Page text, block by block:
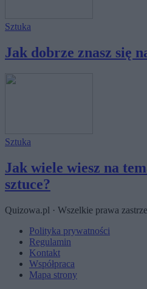
Sztuka
Jak dobrze znasz się
Sztuka
Jak wiele wiesz na
sztuce?
Quizowa.pl · Wszelkie prawa
Polityka prywatności
Regulamin
Kontakt
Współpraca
Mapa strony